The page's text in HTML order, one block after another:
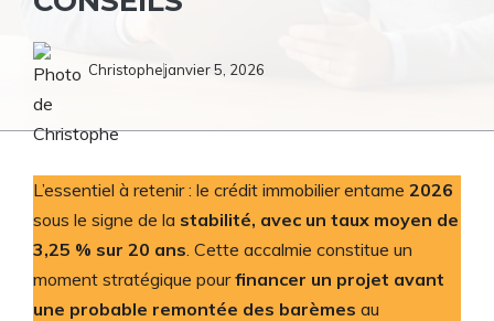
Christophejanvier 5, 2026
L’essentiel à retenir : le crédit immobilier entame 2026
sous le signe de la stabilité, avec un taux moyen de
3,25 % sur 20 ans. Cette accalmie constitue un
moment stratégique pourfinancer un projet avant
une probable remontée des barèmes au